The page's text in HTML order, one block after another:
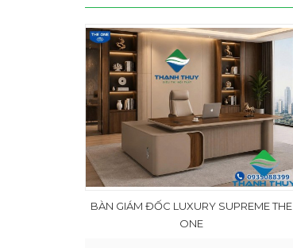
BÀN GIÁM ĐỐC LUXURY SUPREME THE
ONE